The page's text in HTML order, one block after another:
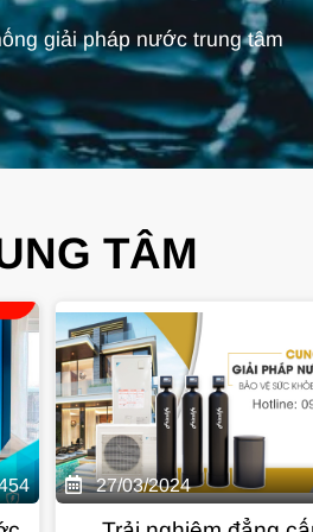
giải pháp nước trung tâm
TÂM
27/03/2024